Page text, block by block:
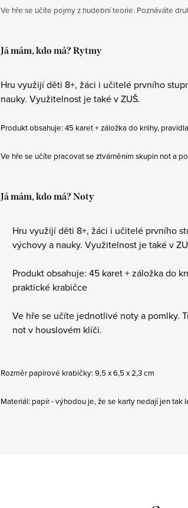
Ve hře se učíte pojmy z hudební teorie. Poznáváte
Já mám, kdo má? Rytmy
Hru využijí děti 8+, žáci i učitelé prvního
nauky. Využitelnost je také v ZUŠ.
Produkt obsahuje: 45 karet+ záložka do knihy,
Ve hře se učíte pracovat se ztvárněním skupin not a
Já mám, kdo má? Noty
Hru využijí děti 8+, žáci i učitelé prvního
výchovy a nauky. Využitelnost je také v
Produkt obsahuje: 45 karet + záložka do
praktické krabičce
Ve hře se učíte jednotlivé noty a pomlky.
not v houslovém klíči.
Rozměr papírové krabičky: 9,5 x 6,5 x 2,3 cm
Materiál: papír - výhodou je, že se karty nedají jen